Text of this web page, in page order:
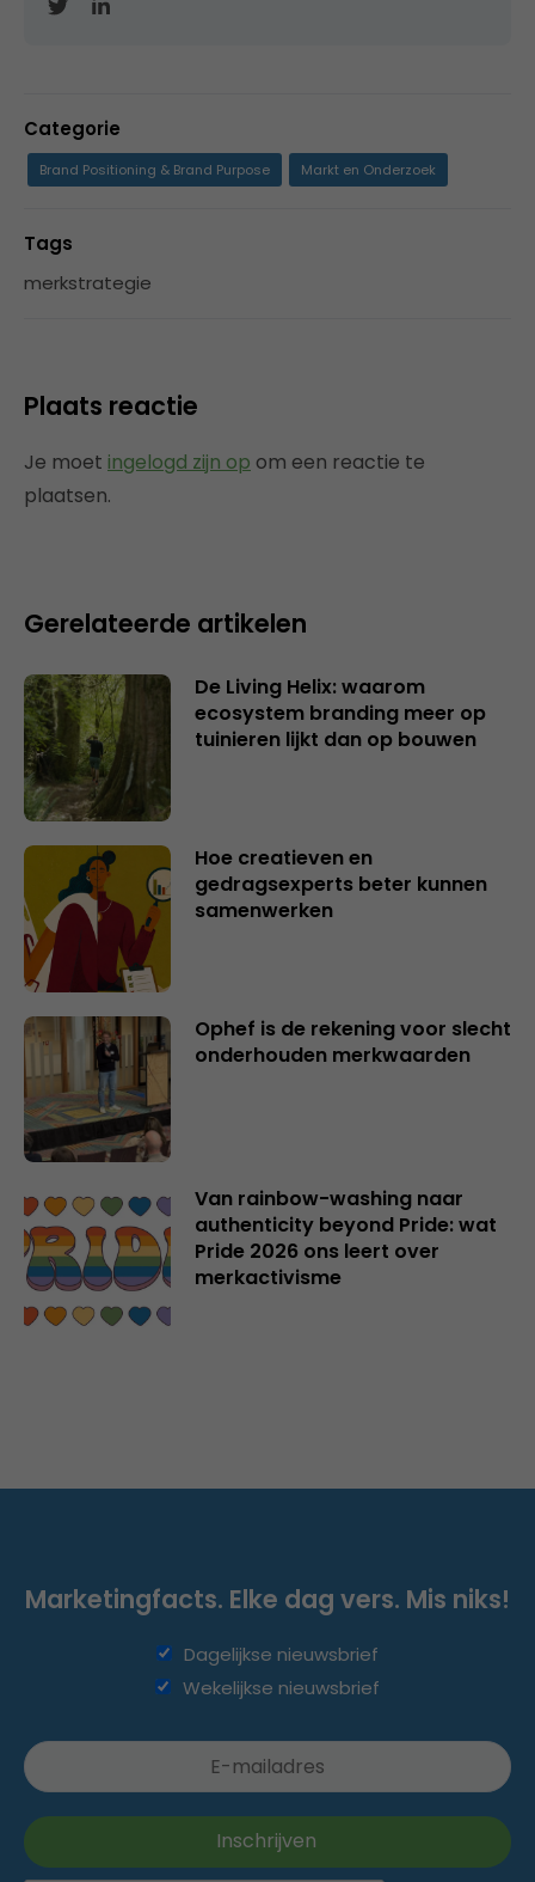
Categorie
Brand Positioning & Brand Purpose Markt en Onderzoek
Tags
merkstrategie
Plaats reactie
Je moet ingelogd zijn op om een reactie te
plaatsen.
Gerelateerde artikelen
De Living Helix: waarom
ecosystem branding meer op
tuinieren lijkt dan op bouwen
Hoe creatieven en
gedragsexperts beter kunnen
samenwerken
Ophef is de rekening voor slecht
onderhouden merkwaarden
Van rainbow-washing naar
authenticity beyond Pride: wat
Pride 2026 ons leert over
merkactivisme
Marketingfacts. Elke dag vers. Mis niks!
Dagelijkse nieuwsbrief
Wekelijkse nieuwsbrief